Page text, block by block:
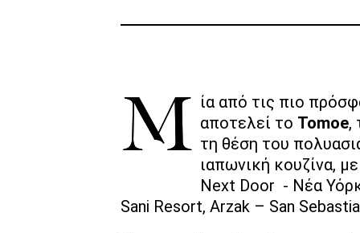
Μία από τις πιο πρόσφατες αφίξεις στα Βόρεια Προάστια αποτελεί το Tomoe,
τη θέση του
ιαπωνική κουζίνα,
Next Door - Νέα
Sani Resort, Arzak – San